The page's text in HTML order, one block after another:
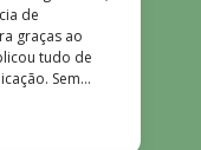
de
graças ao
tudo de
Sem